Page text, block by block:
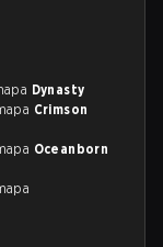
Dynasty
Crimson
Oceanborn